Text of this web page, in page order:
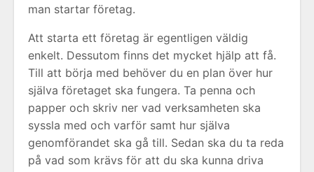
man startar företag.
Att starta ett företag är egentligen väldig
enkelt. Dessutom finns det mycket hjälp att få.
Till att börja med behöver du en plan över hur
själva företaget ska fungera. Ta penna och
papper och skriv ner vad verksamheten ska
syssla med och varför samt hur själva
genomförandet ska gå till. Sedan ska du ta reda
på vad som krävs för att du ska kunna driva